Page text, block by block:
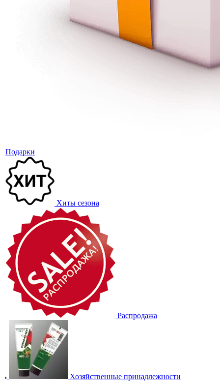
Подарки
Хиты сезона
Распродажа
Хозяйственные принадлежности